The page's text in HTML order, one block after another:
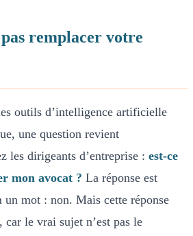
remplacer votre
outils d’intelligence artificielle
une question revient
les dirigeants d’entreprise : est-ce
mon avocat ? La réponse est
mot : non. Mais cette réponse
car le vrai sujet n’est pas le